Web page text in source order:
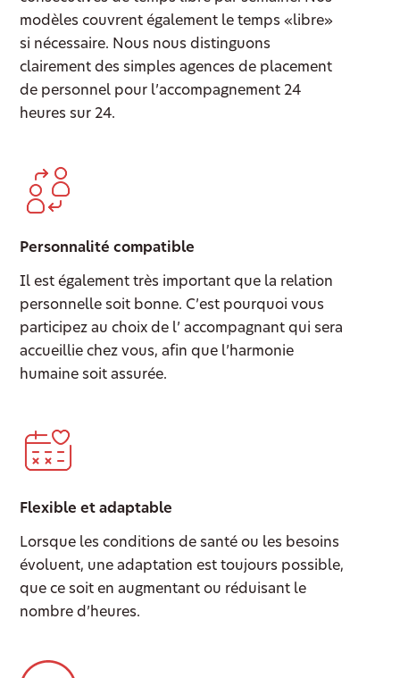
modèles couvrent également le temps «libre»
si nécessaire. Nous nous distinguons
clairement des simples agences de placement
de personnel pour l’accompagnement 24
heures sur 24.
Personnalité compatible
Il est également très important que la relation
personnelle soit bonne. C’est pourquoi vous
participez au choix de l’ accompagnant qui sera
accueillie chez vous, afin que l’harmonie
humaine soit assurée.
Flexible et adaptable
Lorsque les conditions de santé ou les besoins
évoluent, une adaptation est toujours possible,
que ce soit en augmentant ou réduisant le
nombre d’heures.